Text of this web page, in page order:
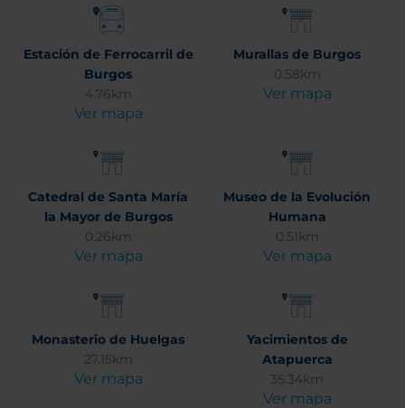
Estación de Ferrocarril de
Burgos
4.76km
Ver mapa
Murallas de Burgos
0.58km
Ver mapa
Catedral de Santa María
la Mayor de Burgos
0.26km
Ver mapa
Museo de la Evolución
Humana
0.51km
Ver mapa
Monasterio de Huelgas
27.15km
Ver mapa
Yacimientos de
Atapuerca
35.34km
Ver mapa